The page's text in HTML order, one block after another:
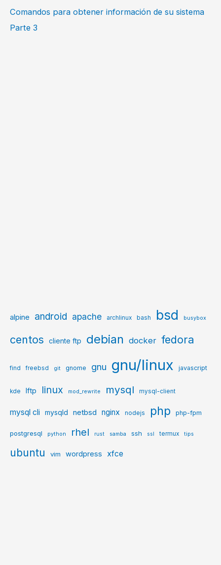
Comandos para obtener información de su sistema
Parte 3
alpine android apache archlinux bash bsd busybox
centos cliente ftp debian docker fedora
find freebsd git gnome gnu gnu/linux javascript
kde lftp linux mod_rewrite mysql mysql-client
mysql cli mysqld netbsd nginx nodejs php php-fpm
postgresql python rhel rust samba ssh ssl termux tips
ubuntu vim wordpress xfce